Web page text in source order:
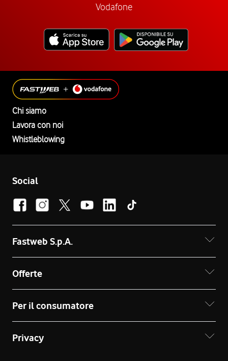
Vodafone
Chi siamo
Lavora con noi
Whistleblowing
Social
Fastweb S.p.A.
Offerte
Per il consumatore
Privacy